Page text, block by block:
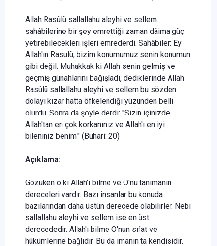
Allah Rasûlü sallallahu aleyhi ve sellem
sahâbîlerine bir şey emrettiği zaman dâima güç
yetirebilecekleri işleri emrederdi. Sahâbiler: Ey
Allah'ın Rasulü, bizim konumumuz senin konumun
gibi değil. Muhakkak ki Allah senin gelmiş ve
geçmiş günahlarını bağışladı, dediklerinde Allah
Rasûlü sallallahu aleyhi ve sellem bu sözden
dolayı kızar hatta öfkelendiği yü­zünden belli
olurdu. Sonra da şöyle derdi: "Sizin içinizde
Allah'tan en çok korkanınız ve Allah'ı en iyi
bileniniz benim." (Buhari: 20)
Açıklama:
Gözüken o ki Allah'ı bilme ve O'nu tanımanın
dereceleri vardır. Bazı insanlar bu konuda
bazılarından daha üstün derecede olabilirler. Nebi
sal­lallahu aleyhi ve sellem ise en üst
derecededir. Allah'ı bilme O'nun sıfat ve
hükümlerine bağlıdır. Bu da imanın ta kendisidir.